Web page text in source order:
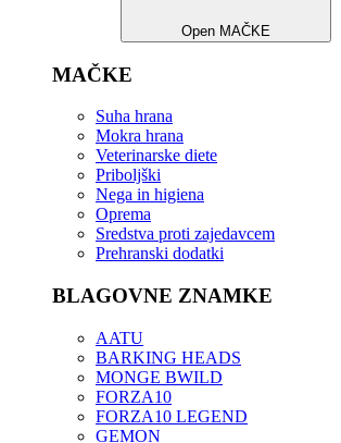
Open MAČKE
MAČKE
Suha hrana
Mokra hrana
Veterinarske diete
Priboljški
Nega in higiena
Oprema
Sredstva proti zajedavcem
Prehranski dodatki
BLAGOVNE ZNAMKE
AATU
BARKING HEADS
MONGE BWILD
FORZA10
FORZA10 LEGEND
GEMON